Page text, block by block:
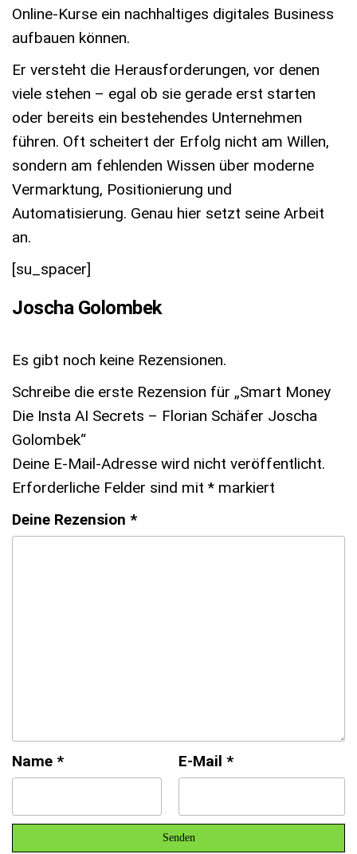
Online-Kurse ein nachhaltiges digitales Business
aufbauen können.
Er versteht die Herausforderungen, vor denen
viele stehen – egal ob sie gerade erst starten
oder bereits ein bestehendes Unternehmen
führen. Oft scheitert der Erfolg nicht am Willen,
sondern am fehlenden Wissen über moderne
Vermarktung, Positionierung und
Automatisierung. Genau hier setzt seine Arbeit
an.
[su_spacer]
Joscha Golombek
Es gibt noch keine Rezensionen.
Schreibe die erste Rezension für „Smart Money
Die Insta AI Secrets – Florian Schäfer Joscha
Golombek“
Deine E-Mail-Adresse wird nicht veröffentlicht.
Erforderliche Felder sind mit * markiert
Deine Rezension *
Name * E-Mail *